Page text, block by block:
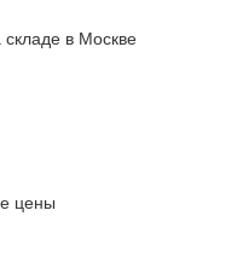
в Москве
цены